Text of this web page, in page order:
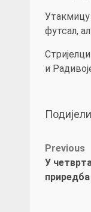
Утакмицу
футсал,
и
Post
Previous
У